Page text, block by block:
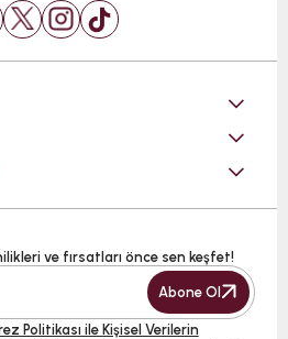
ve fırsatları önce sen keşfet!
Abone Ol
Politikası ile Kişisel Verilerin